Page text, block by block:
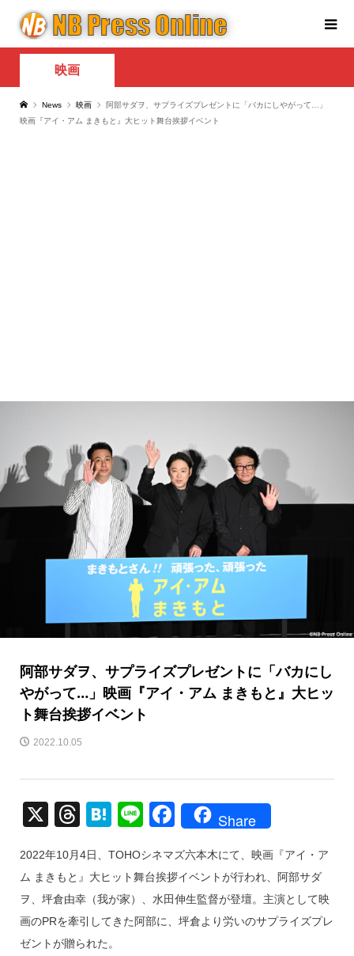
映画
News 映画
阿部サダヲ、サプライズプレゼントに「バカにしやがって…」
映画『アイ・アム まきもと』大ヒット舞台挨拶イベント
阿部サダヲ、サプライズプレゼントに「バカにし
やがって…」映画『アイ・アム まきもと』大ヒッ
ト舞台挨拶イベント
2022.10.05
X
T
e
a
d
s
H
e
n
a
Li
e
F
c
e
b
Share
2022年10月4日、TOHOシネマズ六本木にて、映画『アイ・ア
ム まきもと』大ヒット舞台挨拶イベントが行われ、阿部サダ
ヲ、坪倉由幸（我が家）、水田伸生監督が登壇。主演として映
画のPRを牽引してきた阿部に、坪倉より労いのサプライズプレ
ゼントが贈られた。